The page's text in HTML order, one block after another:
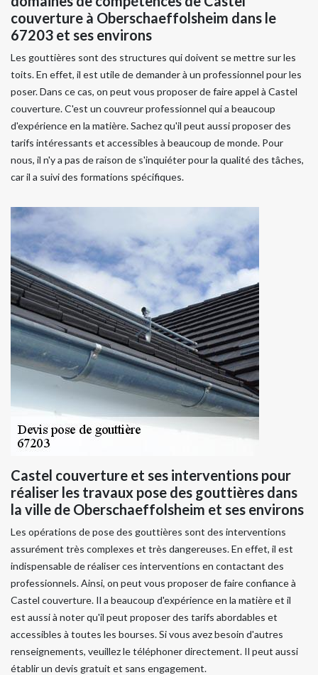
couverture à Oberschaeffolsheim dans le
67203 et ses environs
Les gouttières sont des structures qui doivent se mettre sur les
toits. En effet, il est utile de demander à un professionnel pour les
poser. Dans ce cas, on peut vous proposer de faire appel à Castel
couverture. C'est un couvreur professionnel qui a beaucoup
d'expérience en la matière. Sachez qu'il peut aussi proposer des
tarifs intéressants et accessibles à beaucoup de monde. Pour
nous, il n'y a pas de raison de s'inquiéter pour la qualité des tâches,
car il a suivi des formations spécifiques.
Castel couverture et ses interventions pour
réaliser les travaux pose des gouttières dans
la ville de Oberschaeffolsheim et ses environs
Les opérations de pose des gouttières sont des interventions
assurément très complexes et très dangereuses. En effet, il est
indispensable de réaliser ces interventions en contactant des
professionnels. Ainsi, on peut vous proposer de faire confiance à
Castel couverture. Il a beaucoup d'expérience en la matière et il
est aussi à noter qu'il peut proposer des tarifs abordables et
accessibles à toutes les bourses. Si vous avez besoin d'autres
renseignements, veuillez le téléphoner directement. Il peut aussi
établir un devis gratuit et sans engagement.